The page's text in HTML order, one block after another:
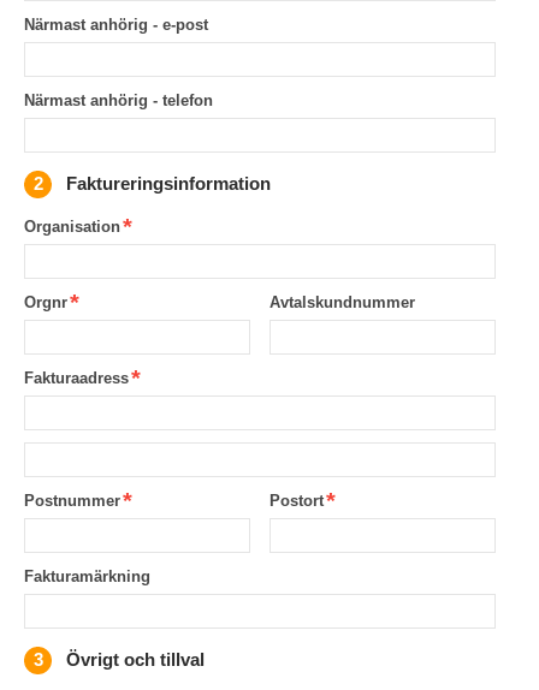
Närmast anhörig - e-post
Närmast anhörig - telefon
Faktureringsinformation
Organisation
Orgnr Avtalskundnummer
Fakturaadress
Postnummer Postort
Fakturamärkning
Övrigt och tillval